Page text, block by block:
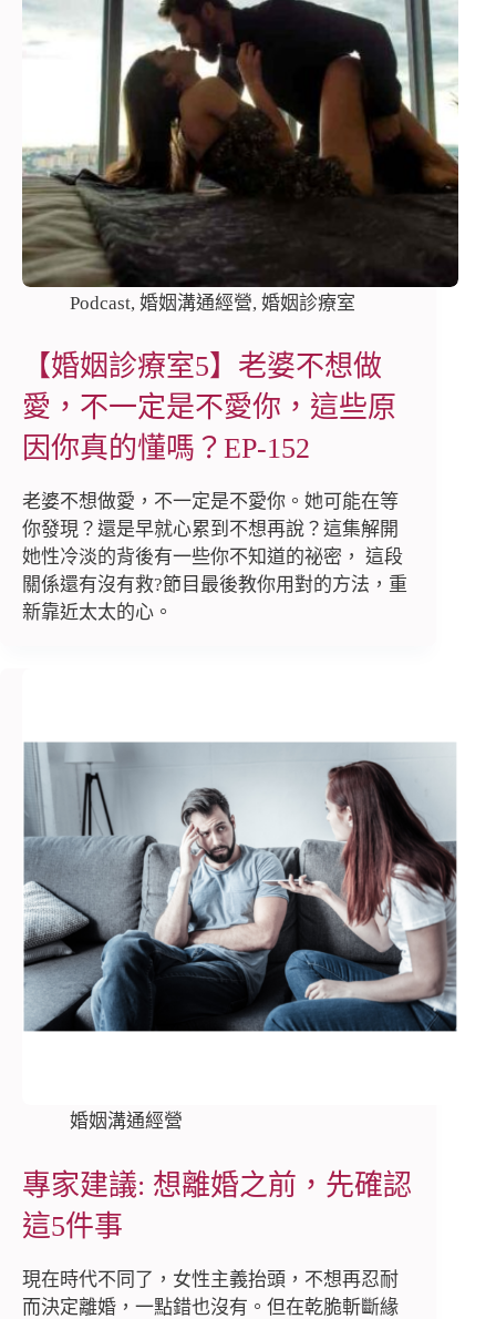
Podcast, 婚姻溝通經營, 婚姻診療室
【婚姻診療室5】老婆不想做
愛，不一定是不愛你，這些原
因你真的懂嗎？EP-152
老婆不想做愛，不一定是不愛你。她可能在等
你發現？還是早就心累到不想再說？這集解開
她性冷淡的背後有一些你不知道的祕密， 這段
關係還有沒有救?節目最後教你用對的方法，重
新靠近太太的心。
婚姻溝通經營
專家建議: 想離婚之前，先確認
這5件事
現在時代不同了，女性主義抬頭，不想再忍耐
而決定離婚，一點錯也沒有。但在乾脆斬斷緣